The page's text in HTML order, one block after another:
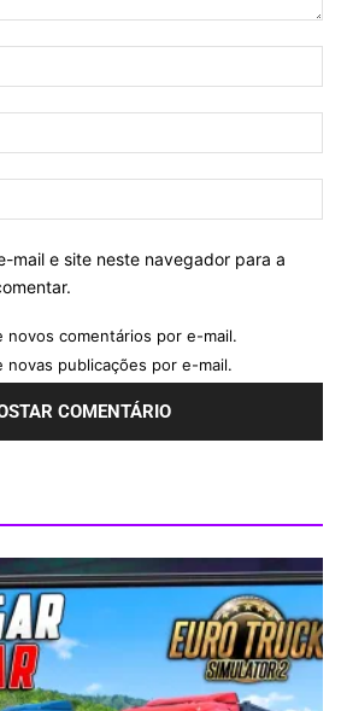
mail e site neste navegador para a
comentários por e-mail.
publicações por e-mail.